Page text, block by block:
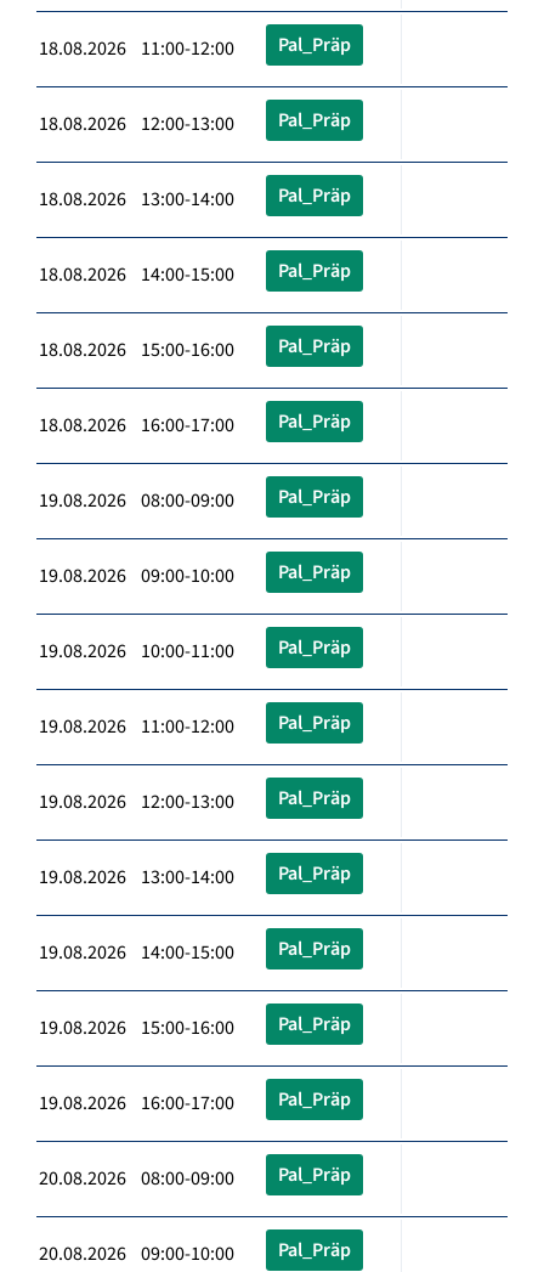
18.08.2026 11:00-12:00 Pal_Präp
18.08.2026 12:00-13:00 Pal_Präp
18.08.2026 13:00-14:00 Pal_Präp
18.08.2026 14:00-15:00 Pal_Präp
18.08.2026 15:00-16:00 Pal_Präp
18.08.2026 16:00-17:00 Pal_Präp
19.08.2026 08:00-09:00 Pal_Präp
19.08.2026 09:00-10:00 Pal_Präp
19.08.2026 10:00-11:00 Pal_Präp
19.08.2026 11:00-12:00 Pal_Präp
19.08.2026 12:00-13:00 Pal_Präp
19.08.2026 13:00-14:00 Pal_Präp
19.08.2026 14:00-15:00 Pal_Präp
19.08.2026 15:00-16:00 Pal_Präp
19.08.2026 16:00-17:00 Pal_Präp
20.08.2026 08:00-09:00 Pal_Präp
20.08.2026 09:00-10:00 Pal_Präp